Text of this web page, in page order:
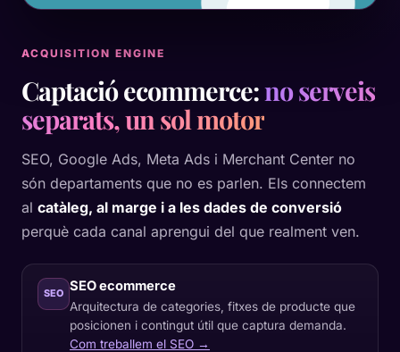
ACQUISITION ENGINE
Captació ecommerce:no serveis
separats, un sol motor
SEO, Google Ads, Meta Ads i Merchant Center no
són departaments que no es parlen. Els connectem
al catàleg, al marge i a les dades de conversió
perquè cada canal aprengui del que realment ven.
SEO SEO ecommerce
Arquitectura de categories, fitxes de producte que
posicionen i contingut útil que captura demanda.
Com treballem el SEO →